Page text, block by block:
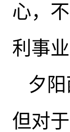
心，
利事业
夕
但对